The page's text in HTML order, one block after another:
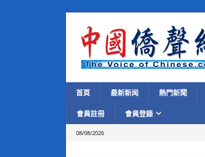
首頁 最新新闻 熱門新聞
會員註冊 會員登錄
08/08/2026